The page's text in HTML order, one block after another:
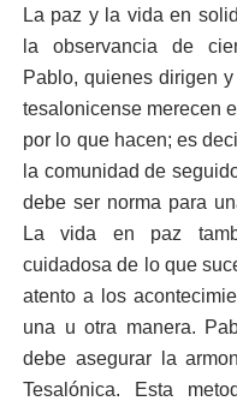
La paz y la vida en
la observancia de
Pablo, quienes dirigen
tesalonicense merecen
por lo que hacen; es
la comunidad de
debe ser norma para
La vida en paz
cuidadosa de lo que
atento a los
una u otra manera.
debe asegurar la
Tesalónica. Esta